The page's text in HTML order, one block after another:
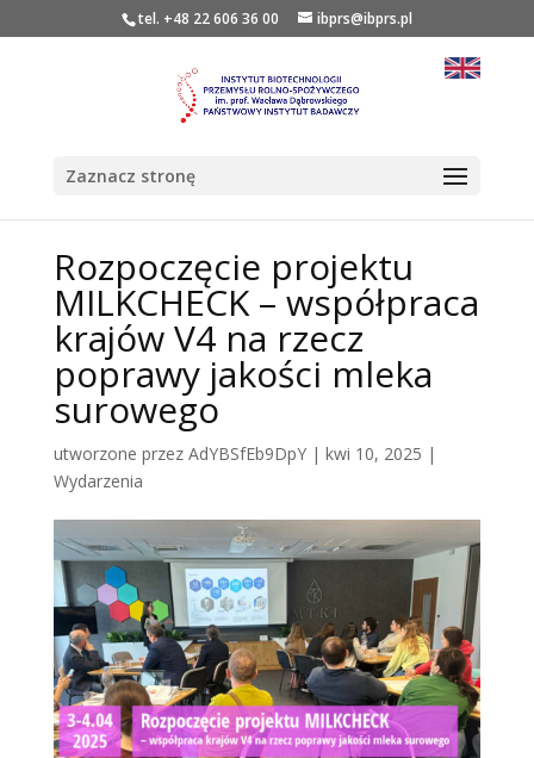
tel. +48 22 606 36 00 ibprs@ibprs.pl
Zaznacz stronę
Rozpoczęcie projektu
MILKCHECK – współpraca
krajów V4 na rzecz
poprawy jakości mleka
surowego
utworzone przez AdYBSfEb9DpY| kwi 10, 2025 |
Wydarzenia